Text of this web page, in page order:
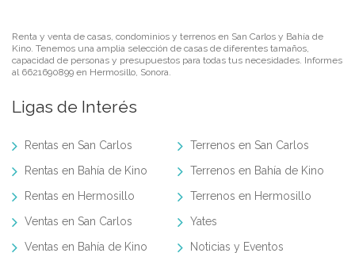
Renta y venta de casas, condominios y terrenos en San Carlos y Bahía de
Kino. Tenemos una amplia selección de casas de diferentes tamaños,
capacidad de personas y presupuestos para todas tus necesidades. Informes
al 6621690899 en Hermosillo, Sonora.
Ligas de Interés
Rentas en San Carlos
Rentas en Bahía de Kino
Rentas en Hermosillo
Ventas en San Carlos
Ventas en Bahía de Kino
Terrenos en San Carlos
Terrenos en Bahía de Kino
Terrenos en Hermosillo
Yates
Noticias y Eventos